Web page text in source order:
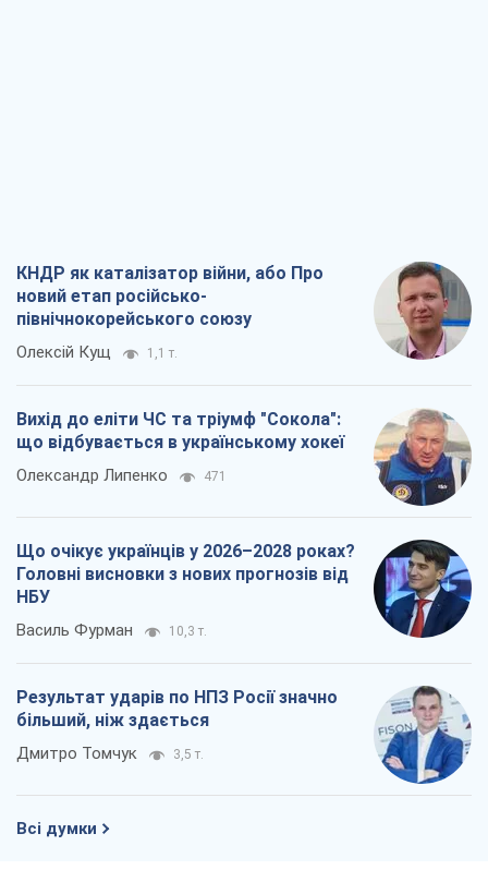
КНДР як каталізатор війни, або Про
новий етап російсько-
північнокорейського союзу
Олексій Кущ 1,1 т.
Вихід до еліти ЧС та тріумф "Сокола":
що відбувається в українському хокеї
Олександр Липенко 471
Що очікує українців у 2026–2028 роках?
Головні висновки з нових прогнозів від
НБУ
Василь Фурман 10,3 т.
Результат ударів по НПЗ Росії значно
більший, ніж здається
Дмитро Томчук 3,5 т.
Всі думки